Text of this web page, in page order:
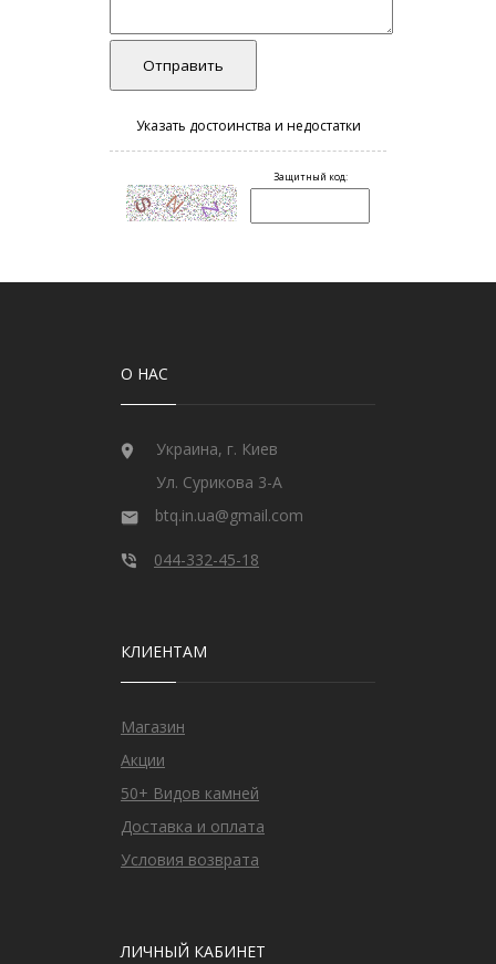
О НАС
Украина, г. Киев
Ул. Сурикова 3-А
btq.in.ua@gmail.com
044-332-45-18
КЛИЕНТАМ
Магазин
Акции
50+ Видов камней
Доставка и оплата
Условия возврата
ЛИЧНЫЙ КАБИНЕТ